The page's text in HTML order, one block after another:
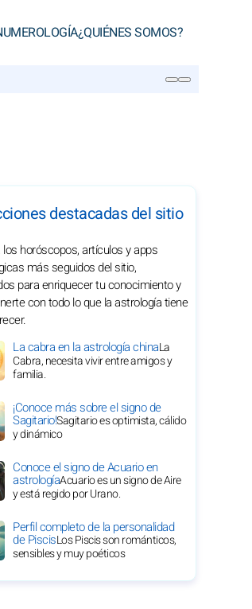
¿QUIÉNES SOMOS?
destacadas del sitio
los horóscopos, artículos y apps
más seguidos del sitio,
para enriquecer tu conocimiento y
con todo lo que la astrología tiene
La cabra en la astrología chinaLa
Cabra, necesita vivir entre amigos y
familia.
¡Conoce más sobre el signo de
Sagitario!Sagitario es optimista, cálido
y dinámico
Conoce el signo de Acuario en
astrologíaAcuario es un signo de Aire
y está regido por Urano.
Perfil completo de la personalidad
de PiscisLos Piscis son románticos,
sensibles y muy poéticos